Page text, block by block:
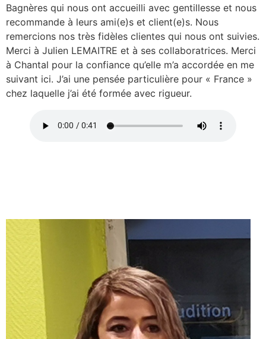
Bagnères qui nous ont accueilli avec gentillesse et nous
recommande à leurs ami(e)s et client(e)s. Nous
remercions nos très fidèles clientes qui nous ont suivies.
Merci à Julien LEMAITRE et à ses collaboratrices. Merci
à Chantal pour la confiance qu’elle m’a accordée en me
suivant ici. J’ai une pensée particulière pour « France »
chez laquelle j’ai été formée avec rigueur.